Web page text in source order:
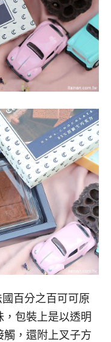
百分之百可可原
包裝上是以透明
，還附上叉子方